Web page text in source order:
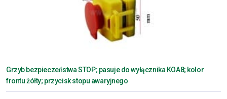
Grzyb bezpieczeństwa STOP; pasuje do wyłącznika KOA8; kolor
frontu żółty; przycisk stopu awaryjnego